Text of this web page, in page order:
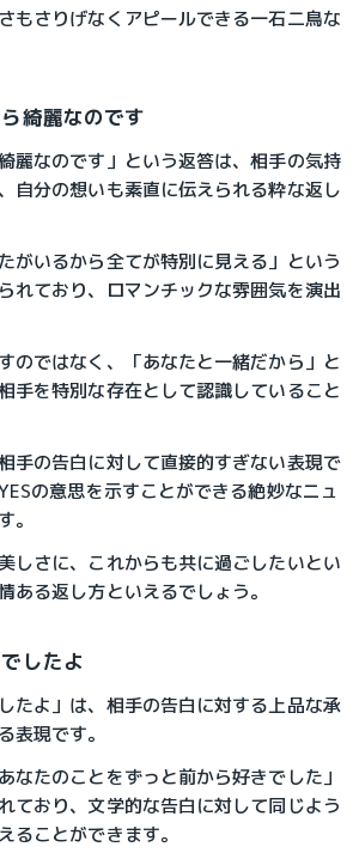
もさりげなくアピールできる一石二鳥な
綺麗なのです
麗なのです」という返答は、相手の気持
自分の想いも素直に伝えられる粋な返し
がいるから全てが特別に見える」という
れており、ロマンチックな雰囲気を演出
のではなく、「あなたと一緒だから」と
手を特別な存在として認識していること
手の告白に対して直接的すぎない表現で
の意思を示すことができる絶妙なニュ
。
しさに、これからも共に過ごしたいとい
ある返し方といえるでしょう。
したよ
たよ」は、相手の告白に対する上品な承
表現です。
なたのことをずっと前から好きでした」
ており、文学的な告白に対して同じよう
ることができます。